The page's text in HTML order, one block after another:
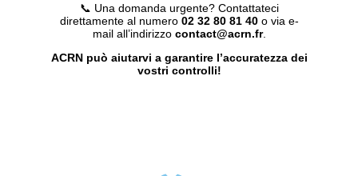
📞 Una domanda urgente? Contattateci
direttamente al numero 02 32 80 81 40o via e-
mail all’indirizzo contact@acrn.fr.
ACRN può aiutarvi a garantire l’accuratezza dei
vostri controlli!